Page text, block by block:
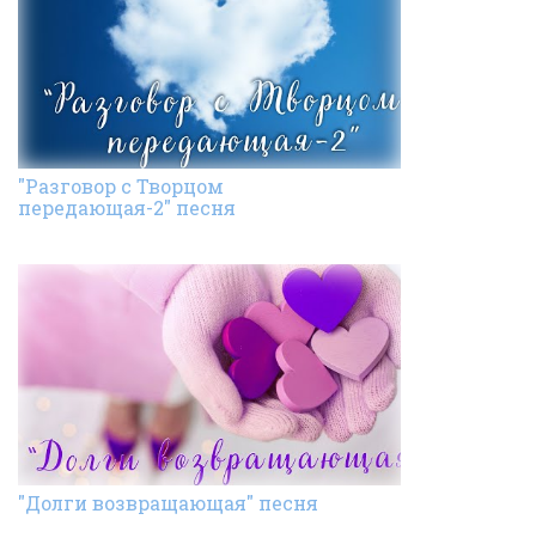
"Разговор с Творцом
передающая-2" песня
"Долги возвращающая" песня